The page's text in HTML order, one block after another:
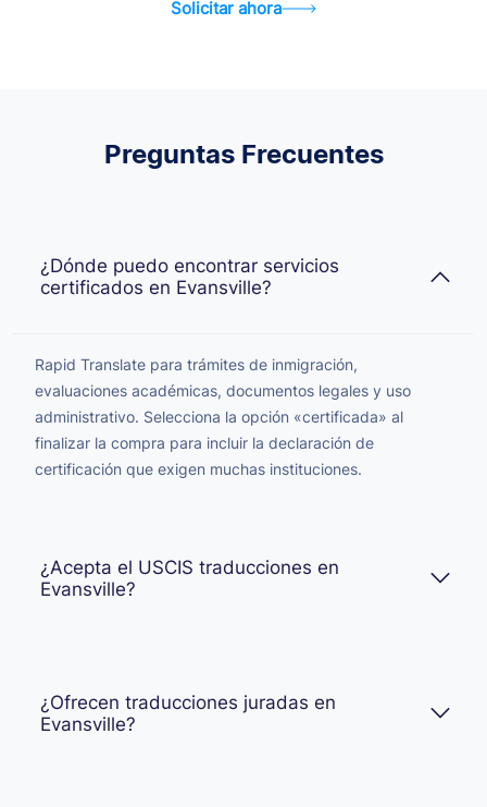
Solicitar ahora
Preguntas Frecuentes
¿Dónde puedo encontrar servicios
certificados en Evansville?
Rapid Translate para trámites de inmigración,
evaluaciones académicas, documentos legales y uso
administrativo. Selecciona la opción «certificada» al
finalizar la compra para incluir la declaración de
certificación que exigen muchas instituciones.
¿Acepta el USCIS traducciones en
Evansville?
¿Ofrecen traducciones juradas en
Evansville?